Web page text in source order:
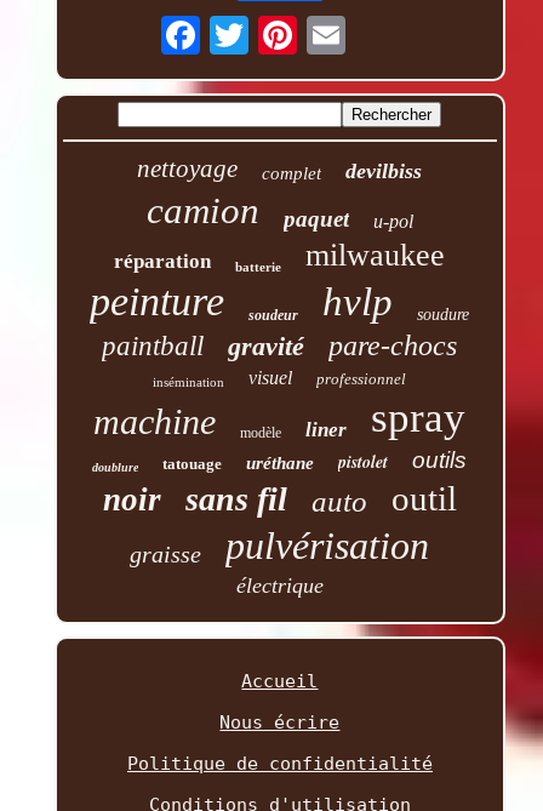
nettoyage complet devilbiss
camion paquet u-pol
réparation batterie milwaukee
peinture soudeur hvlp soudure
paintball gravité pare-chocs
insémination visuel professionnel
machine modèle liner spray
doublure tatouage uréthane pistolet outils
noir sans fil auto outil
graisse pulvérisation
électrique
Accueil
Nous écrire
Politique de confidentialité
Conditions d'utilisation